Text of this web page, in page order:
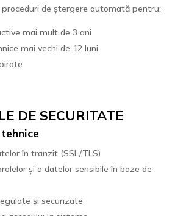
de ștergere automată pentru:
mai mult de 3 ani
mai vechi de 12 luni
DE SECURITATE
în tranzit (SSL/TLS)
și a datelor sensibile în baze de
și securizate